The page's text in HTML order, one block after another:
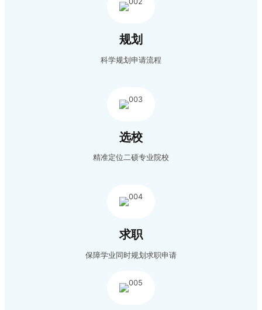
规划
科学规划申请流程
选校
精准定位二硕专业院校
求职
保障学业同时规划求职申请